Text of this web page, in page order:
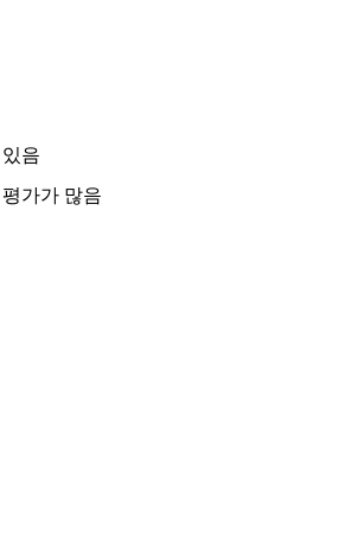
음
가가 많음